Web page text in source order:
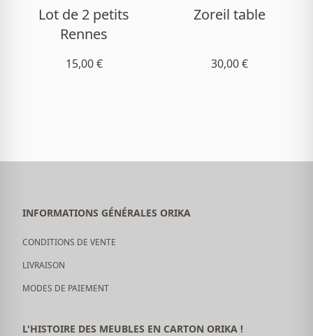
Lot de 2 petits
Rennes
15,00 €
Zoreil table
30,00 €
INFORMATIONS GÉNÉRALES ORIKA
CONDITIONS DE VENTE
LIVRAISON
MODES DE PAIEMENT
L'HISTOIRE DES MEUBLES EN CARTON ORIKA !